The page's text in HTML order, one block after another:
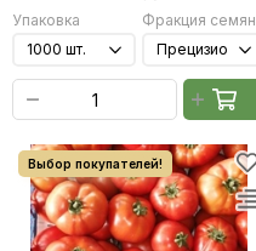
Упаковка
Фракция семян